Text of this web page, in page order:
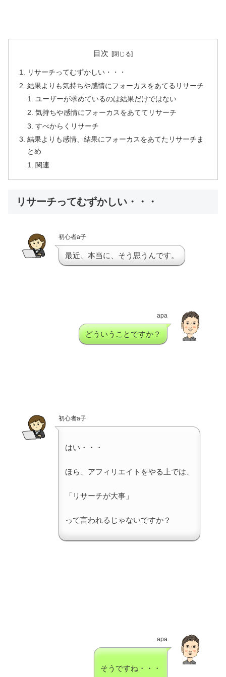
目次
リサーチってむずかしい・・・
結果よりも気持ちや感情にフォーカスをあてるリサーチ
ユーザーが求めているのは結果だけではない
気持ちや感情にフォーカスをあててリサーチ
すべからくリサーチ
結果よりも感情、結果にフォーカスをあてたリサーチま
とめ
関連
リサーチってむずかしい・・・
初心者a子
最近、本当に、そう思うんです。
apa
どういうことですか？
初心者a子
はい・・・
ほら、アフィリエイトをやる上では、
「リサーチが大事」
って言われるじゃないですか？
apa
そうですね・・・